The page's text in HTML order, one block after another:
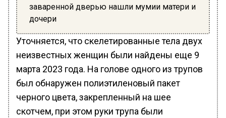
заваренной дверью нашли мумии матери и
дочери
Уточняется, что скелетированные тела двух
неизвестных женщин были найдены еще 9
марта 2023 года. На голове одного из трупов
был обнаружен полиэтиленовый пакет
черного цвета, закрепленный на шее
скотчем, при этом руки трупа были